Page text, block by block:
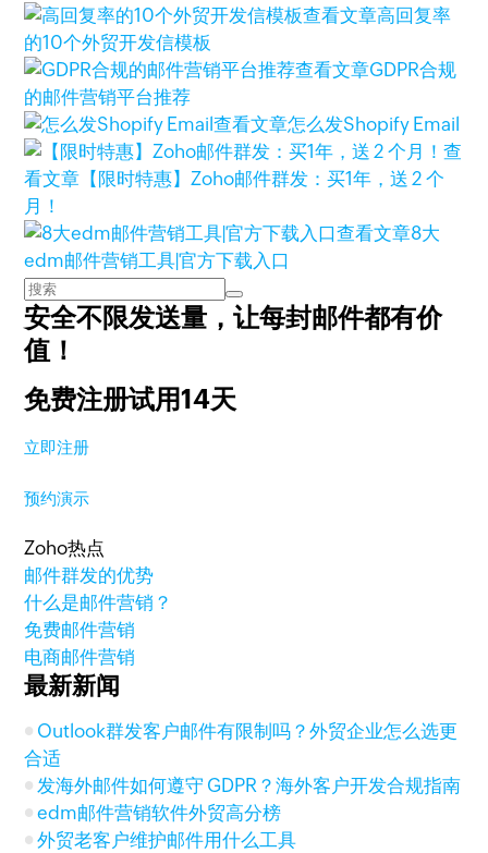
查看文章高回复率
的10个外贸开发信模板
查看文章GDPR合规
的邮件营销平台推荐
查看文章怎么发Shopify Email
查
看文章 【限时特惠】Zoho邮件群发：买1年，送 2 个
月！
查看文章8大
edm邮件营销工具|官方下载入口
安全不限发送量，让每封邮件都有价
值！
免费注册试用14天
立即注册
预约演示
Zoho热点
邮件群发的优势
什么是邮件营销？
免费邮件营销
电商邮件营销
最新新闻
Outlook群发客户邮件有限制吗？外贸企业怎么选更
合适
发海外邮件如何遵守 GDPR？海外客户开发合规指南
edm邮件营销软件外贸高分榜
外贸老客户维护邮件用什么工具